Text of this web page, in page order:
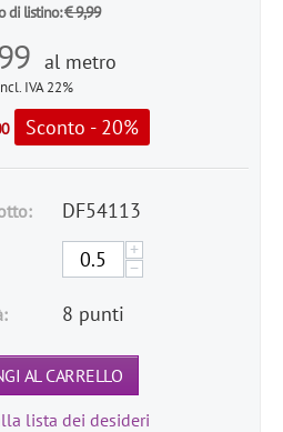
di listino:€9,99
al metro
IVA 22%
Sconto - 20%
DF54113
+
−
8 punti
AL CARRELLO
lista dei desideri